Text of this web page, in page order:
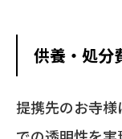
供養・処分
提携先のお寺